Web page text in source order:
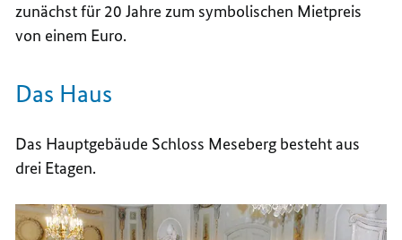
zunächst für 20 Jahre zum symbolischen Mietpreis
von einem Euro.
Das Haus
Das Hauptgebäude Schloss Meseberg besteht aus
drei Etagen.